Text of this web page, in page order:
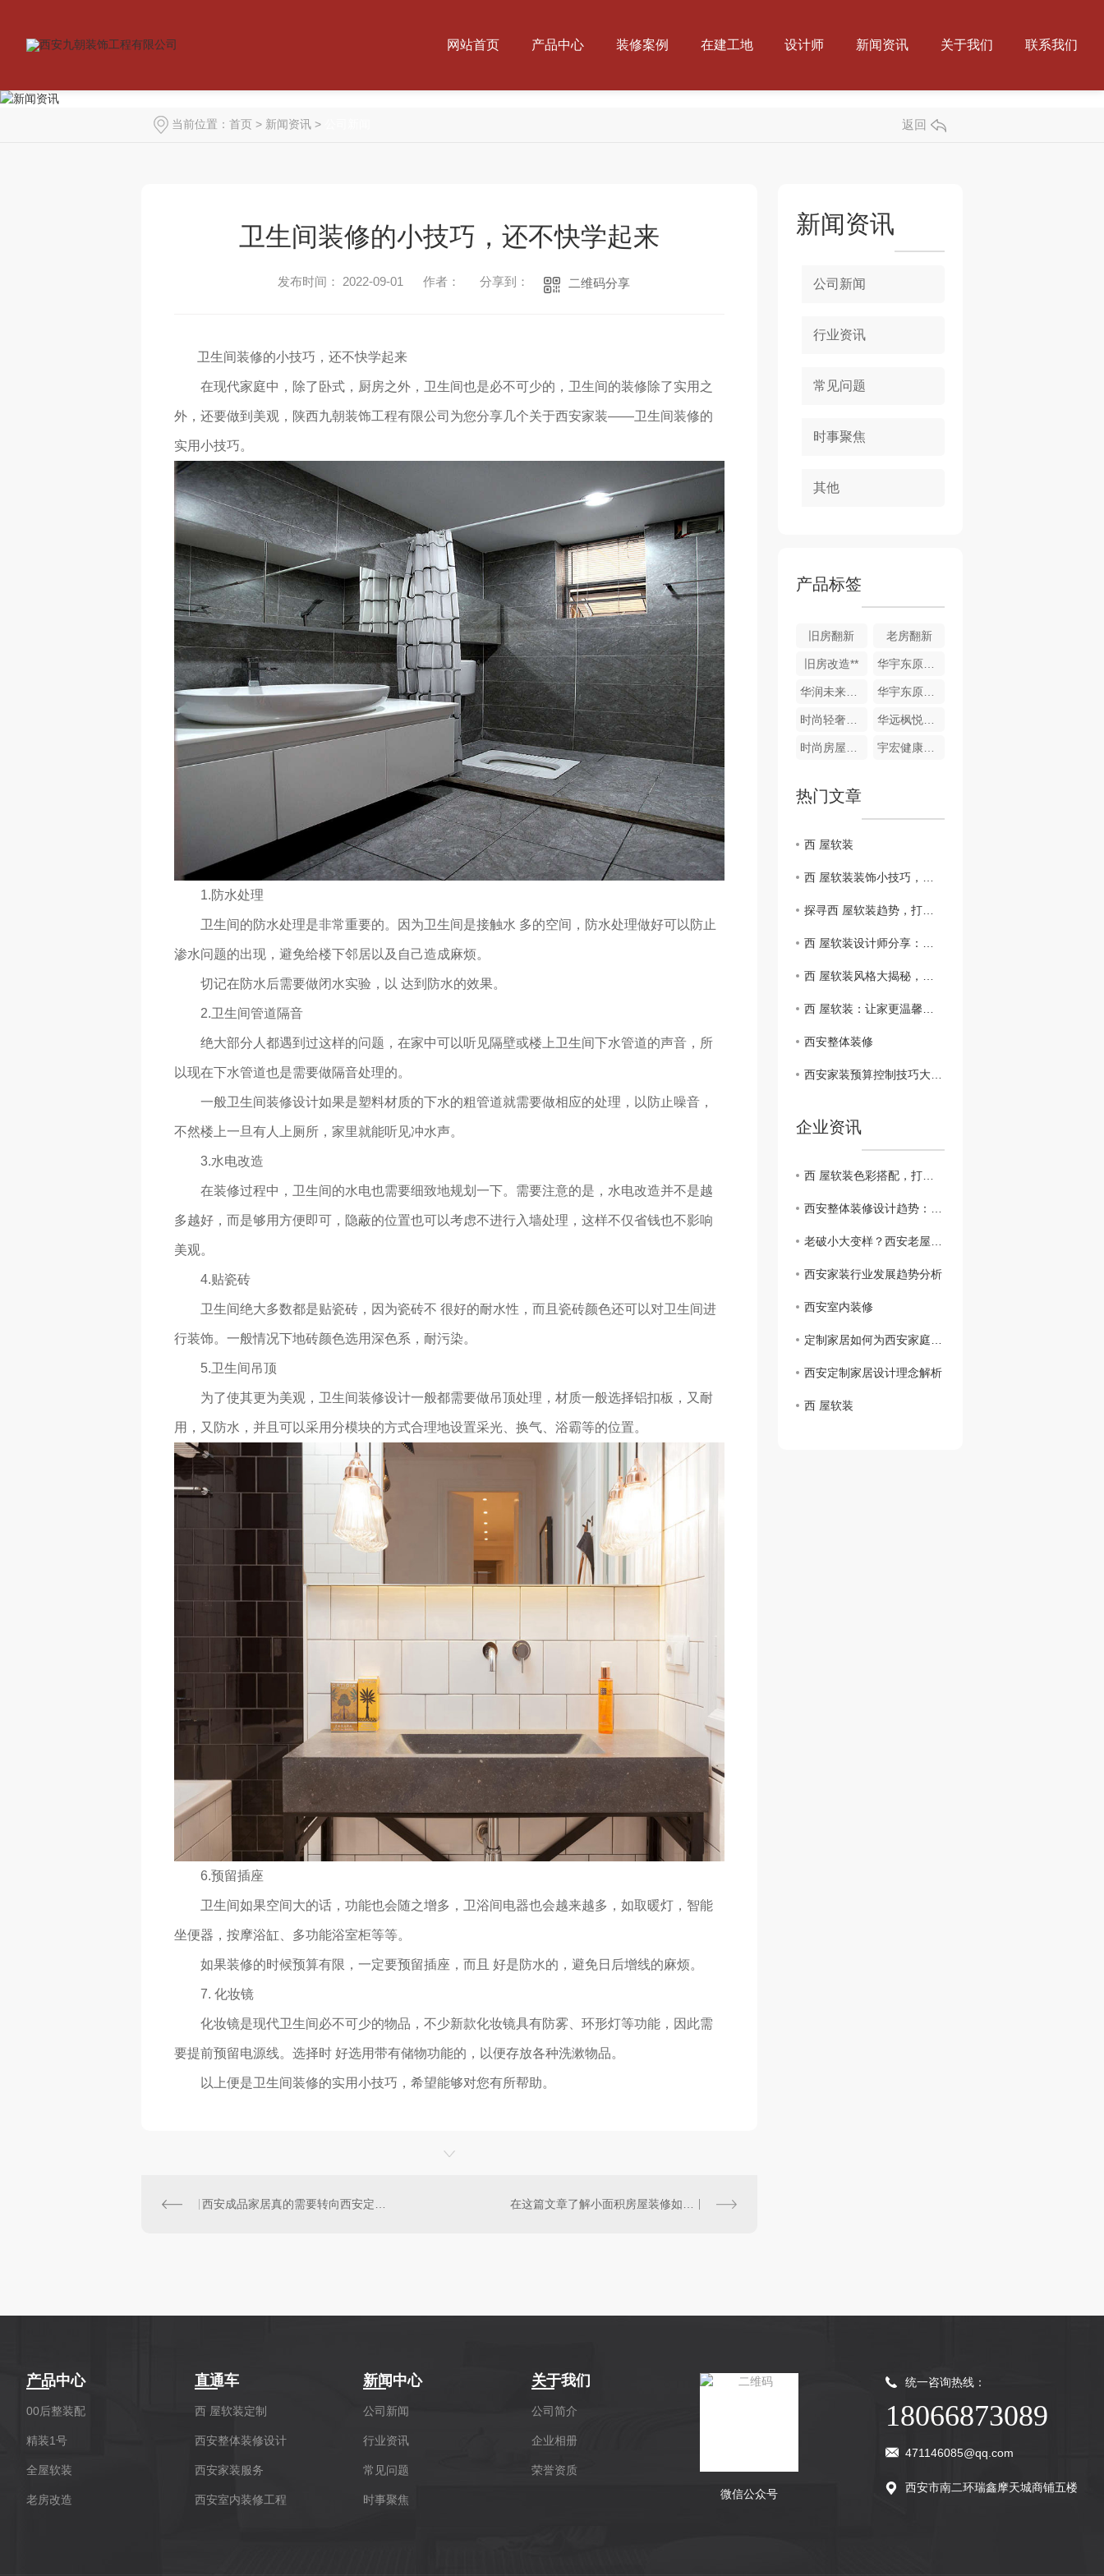
网站首页 产品中心 装修案例 在建工地 设计师 新闻资讯 关于我们 联系我们
当前位置： 首页 > 新闻资讯 > 返回
卫生间装修的小技巧，还不快学起来
发布时间： 2022-09-01 作者： 分享到： 二维码分享
卫生间装修的小技巧，还不快学起来
在现代家庭中，除了卧式，厨房之外，卫生间也是必不可少的，卫生间的装修除了实用之
外，还要做到美观，陕西九朝装饰工程有限公司为您分享几个关于西安家装——卫生间装修的
实用小技巧。
1.防水处理
卫生间的防水处理是非常重要的。因为卫生间是接触水 多的空间，防水处理做好可以防止
渗水问题的出现，避免给楼下邻居以及自己造成麻烦。
切记在防水后需要做闭水实验，以 达到防水的效果。
2.卫生间管道隔音
绝大部分人都遇到过这样的问题，在家中可以听见隔壁或楼上卫生间下水管道的声音，所
以现在下水管道也是需要做隔音处理的。
一般卫生间装修设计如果是塑料材质的下水的粗管道就需要做相应的处理，以防止噪音，
不然楼上一旦有人上厕所，家里就能听见冲水声。
3.水电改造
在装修过程中，卫生间的水电也需要细致地规划一下。需要注意的是，水电改造并不是越
多越好，而是够用方便即可，隐蔽的位置也可以考虑不进行入墙处理，这样不仅省钱也不影响
美观。
4.贴瓷砖
卫生间绝大多数都是贴瓷砖，因为瓷砖不 很好的耐水性，而且瓷砖颜色还可以对卫生间进
行装饰。一般情况下地砖颜色选用深色系，耐污染。
5.卫生间吊顶
为了使其更为美观，卫生间装修设计一般都需要做吊顶处理，材质一般选择铝扣板，又耐
用，又防水，并且可以采用分模块的方式合理地设置采光、换气、浴霸等的位置。
6.预留插座
卫生间如果空间大的话，功能也会随之增多，卫浴间电器也会越来越多，如取暖灯，智能
坐便器，按摩浴缸、多功能浴室柜等等。
如果装修的时候预算有限，一定要预留插座，而且 好是防水的，避免日后增线的麻烦。
7. 化妆镜
化妆镜是现代卫生间必不可少的物品，不少新款化妆镜具有防雾、环形灯等功能，因此需
要提前预留电源线。选择时 好选用带有储物功能的，以便存放各种洗漱物品。
以上便是卫生间装修的实用小技巧，希望能够对您有所帮助。
新闻资讯
公司新闻
行业资讯
常见问题
时事聚焦
其他
产品标签
旧房翻新 老房翻新
旧房改造** 华宇东原阅境13-1-1801室，木门安装自检
华润未来城市DK6 4-2-601室，竣工验收 华宇东原阅境1-201室，水电验收
时尚轻奢家装 华远枫悦精装修
时尚房屋精装 宇宏健康花城三期
热门文章
西 屋软装
西 屋软装装饰小技巧，让家变得更加温馨舒适
探寻西 屋软装趋势，打造与众不同的室内风格
西 屋软装设计师分享：如何打造时尚现代的家居环境
西 屋软装风格大揭秘，打造独具个性的家居空间
西 屋软装：让家更温馨舒适的设计灵感
西安整体装修
西安家装预算控制技巧大揭秘
企业资讯
西 屋软装色彩搭配，打造视觉盛宴
西安整体装修设计趋势：了解..潮流风格
老破小大变样？西安老屋改造的好处居然有这么多！
西安家装行业发展趋势分析
西安室内装修
定制家居如何为西安家庭打造舒适空间
西安定制家居设计理念解析
西 屋软装
产品中心
00后整装配
精装1号
全屋软装
老房改造
直通车
西 屋软装定制
西安整体装修设计
西安家装服务
西安室内装修工程
新闻中心
公司新闻
行业资讯
常见问题
时事聚焦
关于我们
公司简介
企业相册
荣誉资质
微信公众号
统一咨询热线：
18066873089
471146085@qq.com
西安市南二环瑞鑫摩天城商铺五楼